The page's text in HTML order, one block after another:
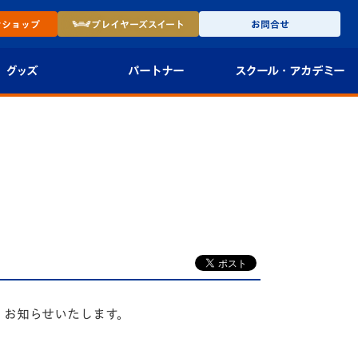
ショップ プレイヤーズスイート お問合せ
グッズ パートナー スクール・ アカデミー
スクール
知らせいたします。